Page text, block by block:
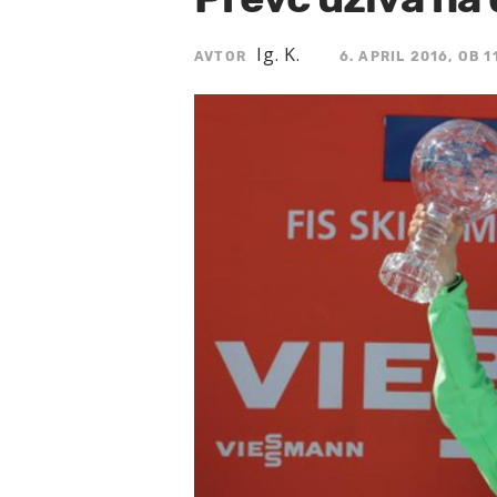
AVTOR Ig. K. 6. APRIL 2016, OB